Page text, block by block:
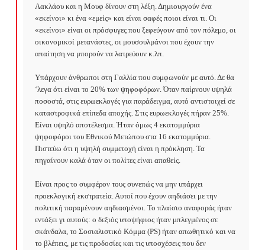
Λακλάου και η Μουφ δίνουν στη λέξη. Δημιουργούν ένα
«εκείνοι» κι ένα «εμείς» και είναι σαφές ποιοι είναι τι. Οι
«εκείνοι» είναι οι πρόσφυγες που ξεφεύγουν από τον πόλεμο, οι
οικονομικοί μετανάστες, οι μουσουλμάνοι που έχουν την
απαίτηση να μπορούν να λατρεύουν κ.λπ.
Υπάρχουν άνθρωποι στη Γαλλία που συμφωνούν με αυτό. Δε θα
‘λεγα ότι είναι το 20% των ψηφοφόρων. Όταν παίρνουν υψηλά
ποσοστά, στις ευρωεκλογές για παράδειγμα, αυτό αντιστοιχεί σε
καταστροφικά επίπεδα αποχής. Στις ευρωεκλογές πήραν 25%.
Είναι υψηλό αποτέλεσμα. Ήταν όμως 4 εκατομμύρια
ψηφοφόροι του Εθνικού Μετώπου στα 16 εκατομμύρια.
Πιστεύω ότι η υψηλή συμμετοχή είναι η πρόκληση. Τα
πηγαίνουν καλά όταν οι πολίτες είναι απαθείς.
Είναι προς το συμφέρον τους συνεπώς να μην υπάρχει
προεκλογική εκστρατεία. Αυτοί που έχουν αηδιάσει με την
πολιτική παραμένουν αηδιασμένοι. Το πλαίσιο αναφοράς ήταν
εντάξει γι αυτούς: ο δεξιός υποψήφιος ήταν μπλεγμένος σε
σκάνδαλα, το Σοσιαλιστικό Κόμμα (PS) ήταν απωθητικό και να
το βλέπεις, με τις προδοσίες και τις υποσχέσεις που δεν